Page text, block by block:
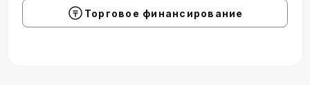
Торговое финансирование